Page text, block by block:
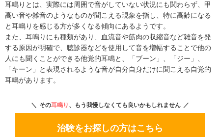
費者の皆さまが適切な商品選択を行えるよう支援することを
目的に作成しているものです。また、当該コラムの主な眼目
は「商品」ではなく「成分」にあり、特定商品の広告目的や
誘引を企図したものではありません。併せて、特定の医薬品
メーカーや販売業者から紹介や販売を目的とした報酬などの
対価を受け取っているものでもありません。
3. 本コラムに記載されている商品名やサービス名は、それぞ
4. 前述の内容に関連して、読者の皆さまに万一何らかの不利
益や損害が発生した場合でも、当社はその一切について責任
耳鳴りとは、実際には周囲で音がしていない状況にも関わらず、甲
高い音や雑音のようなものが聞こえる現象を指し、特に高齢になる
と耳鳴りを感じる方が多くなる傾向にあるようです。
また、耳鳴りにも種類があり、血流音や筋肉の収縮音など雑音を発
する原因が明確で、聴診器などを使用して音を増幅することで他の
人にも聞くことができる他覚的耳鳴と、「ブーン」、「ジー」、
「キーン」と表現されるような音が自分自身だけに聞こえる自覚的
耳鳴があります。
その耳鳴り 、もう我慢しなくても良いかもしれません
治験をお探しの方はこちら